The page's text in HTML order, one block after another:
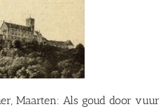
Maarten: Als goud door